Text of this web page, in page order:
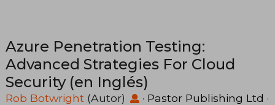
Azure Penetration Testing:
Advanced Strategies For Cloud
Security (en Inglés)
Rob Botwright (Autor) · Pastor Publishing Ltd ·